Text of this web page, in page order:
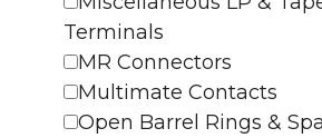
Terminals
MR Connectors
Multimate Contacts
Open Barrel Rings &